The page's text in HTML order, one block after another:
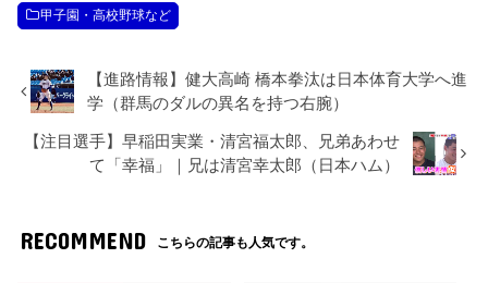
甲子園・高校野球など
【進路情報】健大高崎 橋本拳汰は日本体育大学へ進
学（群馬のダルの異名を持つ右腕）
【注目選手】早稲田実業・清宮福太郎、兄弟あわせ
て「幸福」｜兄は清宮幸太郎（日本ハム）
RECOMMEND こちらの記事も人気です。